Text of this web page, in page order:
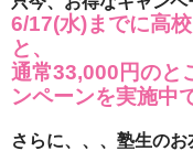
6/17(水)までに高
と、
通常33,000円のと
ンペーンを実施中
さらに、、、塾生の